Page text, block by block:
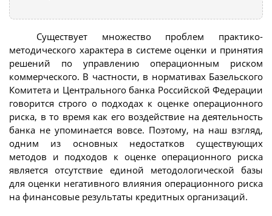
Существует множество проблем практико-
методического характера в системе оценки и принятия
решений по управлению операционным риском
коммерческого. В частности, в нормативах Базельского
Комитета и Центрального банка Российской Федерации
говорится строго о подходах к оценке операционного
риска, в то время как его воздействие на деятельность
банка не упоминается вовсе. Поэтому, на наш взгляд,
одним из основных недостатков существующих
методов и подходов к оценке операционного риска
является отсутствие единой методологической базы
для оценки негативного влияния операционного риска
на финансовые результаты кредитных организаций.